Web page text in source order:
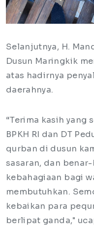
Selanjutnya, H.
Dusun Maringkik
atas hadirnya
daerahnya.
“Terima kasih yang
BPKH RI dan DT
qurban di dusun
sasaran, dan
kebahagiaan bagi
membutuhkan.
kebaikan para
berlipat ganda,"